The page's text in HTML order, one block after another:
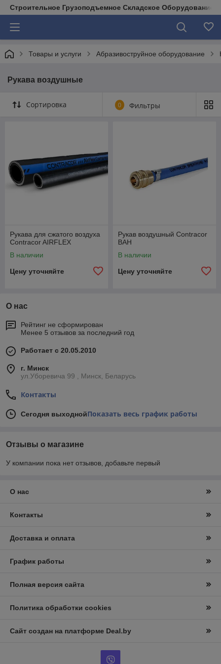
Строительное Грузоподъемное Складское Оборудование
Товары и услуги Абразивоструйное оборудование
Рукава воздушные
Сортировка 0 Фильтры
Рукава для сжатого воздуха
Contracor AIRFLEX
В наличии
Цену уточняйте
Рукав воздушный Contracor
BAH
В наличии
Цену уточняйте
О нас
Рейтинг не сформирован
Менее 5 отзывов за последний год
Работает с 20.05.2010
г. Минск
ул.Уборевича 99 , Минск, Беларусь
Контакты
Сегодня выходнойПоказать весь график работы
Отзывы о магазине
У компании пока нет отзывов, добавьте первый
О нас
Контакты
Доставка и оплата
График работы
Полная версия сайта
Политика обработки cookies
Сайт создан на платформе Deal.by